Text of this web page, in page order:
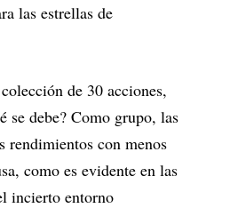
las estrellas de
de 30 acciones,
se debe? Como grupo, las
rendimientos con menos
como es evidente en las
incierto entorno